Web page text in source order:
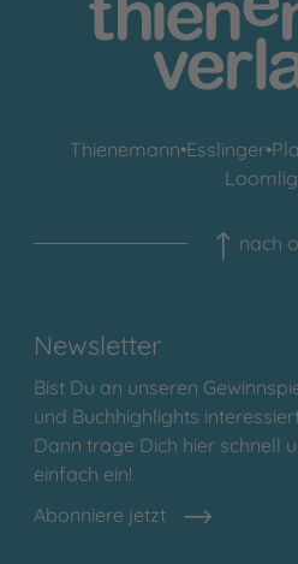
Thienemann•Esslinger•
nach
Newsletter
Bist Du an unseren
und Buchhighlights
Dann trage Dich hier schnell
einfach ein!
Abonniere jetzt